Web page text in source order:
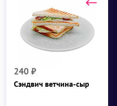
240 ₽
Сэндвич ветчина-сыр
Сэндвич ветчина-сыр
208
240
₽